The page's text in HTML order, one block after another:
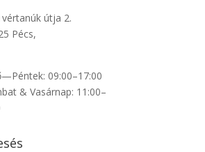
útja 2.
Pécs,
09:00–17:00
& Vasárnap: 11:00–